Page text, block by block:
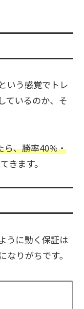
いう感覚でトレ
ているのか、そ
ら、勝率40%・
きます。
うに動く保証は
りがちです。